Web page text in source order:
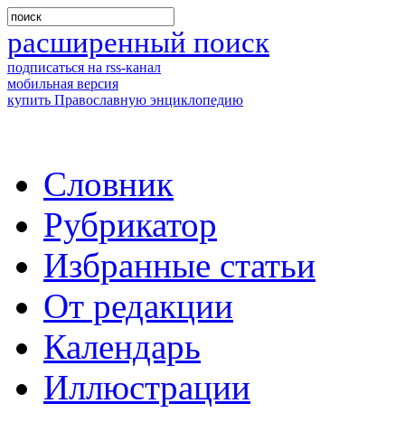
расширенный поиск
подписаться на rss-канал
мобильная версия
купить Православную энциклопедию
Словник
Рубрикатор
Избранные статьи
От редакции
Календарь
Иллюстрации